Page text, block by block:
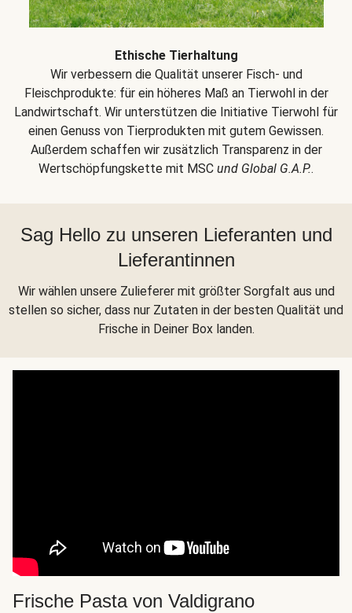
Ethische Tierhaltung
Wir verbessern die Qualität unserer Fisch- und
Fleischprodukte: für ein höheres Maß an Tierwohl in der
Landwirtschaft. Wir unterstützen die Initiative Tierwohl für
einen Genuss von Tierprodukten mit gutem Gewissen.
Außerdem schaffen wir zusätzlich Transparenz in der
Wertschöpfungskette mit MSC und Global G.A.P..
Sag Hello zu unseren Lieferanten und
Lieferantinnen
Wir wählen unsere Zulieferer mit größter Sorgfalt aus und
stellen so sicher, dass nur Zutaten in der besten Qualität und
Frische in Deiner Box landen.
Frische Pasta von Valdigrano